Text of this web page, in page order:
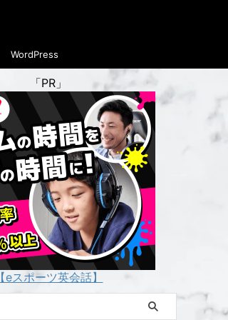
WordPress
「PR」
【eスポーツ英会話】